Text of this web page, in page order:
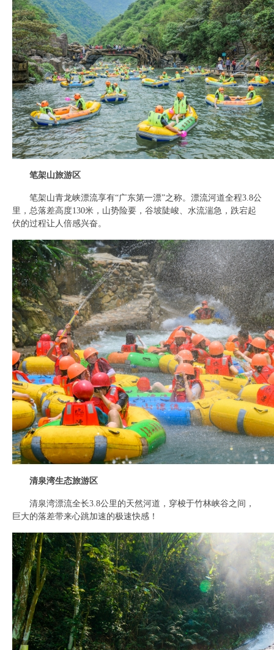
笔架山旅游区
笔架山青龙峡漂流享有“广东第一漂”之称。漂流河道全程3.8公
里，总落差高度130米，山势险要，谷坡陡峻、水流湍急，跌宕起
伏的过程让人倍感兴奋。
清泉湾生态旅游区
清泉湾漂流全长3.8公里的天然河道，穿梭于竹林峡谷之间，
巨大的落差带来心跳加速的极速快感！